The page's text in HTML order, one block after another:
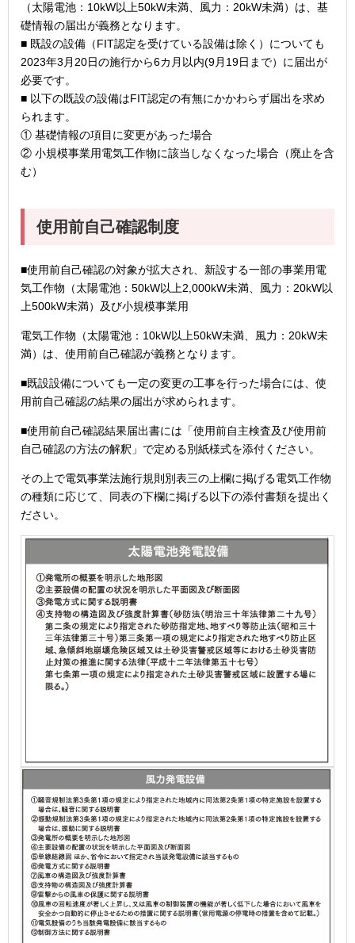
（太陽電池：10kW以上50kW未満、風力：20kW未満）は、基
礎情報の届出が義務となります。
■ 既設の設備（FIT認定を受けている設備は除く）についても
2023年3月20日の施行から6カ月以内(9月19日まで）に届出が
必要です。
■ 以下の既設の設備はFIT認定の有無にかかわらず届出を求め
られます。
① 基礎情報の項目に変更があった場合
② 小規模事業用電気工作物に該当しなくなった場合（廃止を含
む）
使用前自己確認制度
■使用前自己確認の対象が拡大され、新設する一部の事業用電
気工作物（太陽電池：50kW以上2,000kW未満、風力：20kW以
上500kW未満）及び小規模事業用
電気工作物（太陽電池：10kW以上50kW未満、風力：20kW未
満）は、使用前自己確認が義務となります。
■既設設備についても一定の変更の工事を行った場合には、使
用前自己確認の結果の届出が求められます。
■使用前自己確認結果届出書には「使用前自主検査及び使用前
自己確認の方法の解釈」で定める別紙様式を添付ください。
その上で電気事業法施行規則別表三の上欄に掲げる電気工作物
の種類に応じて、同表の下欄に掲げる以下の添付書類を提出く
ださい。